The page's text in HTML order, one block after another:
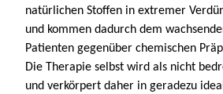
natürlichen Stoffen in extremer
und kommen dadurch dem
Patienten gegenüber chemischen
Die Therapie selbst wird als nicht
und verkörpert daher in geradezu